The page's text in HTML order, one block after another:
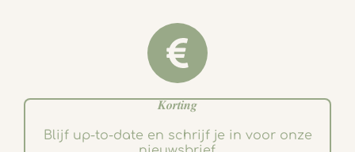
𝑲𝒐𝒓𝒕𝒊𝒏𝒈
Blijf up-to-date en schrijf je in voor onze